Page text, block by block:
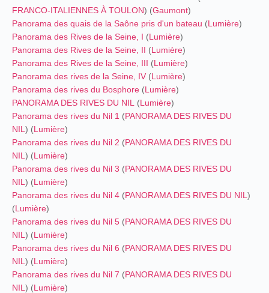
FRANCO-ITALIENNES À TOULON) (Gaumont)
Panorama des quais de la Saône pris d'un bateau (Lumière)
Panorama des Rives de la Seine, I (Lumière)
Panorama des Rives de la Seine, II (Lumière)
Panorama des Rives de la Seine, III (Lumière)
Panorama des rives de la Seine, IV (Lumière)
Panorama des rives du Bosphore (Lumière)
PANORAMA DES RIVES DU NIL
(Lumière)
Panorama des rives du Nil 1 (PANORAMA DES RIVES DU
NIL ) (Lumière)
Panorama des rives du Nil 2 (PANORAMA DES RIVES DU
NIL ) (Lumière)
Panorama des rives du Nil 3 (PANORAMA DES RIVES DU
NIL ) (Lumière)
Panorama des rives du Nil 4 (PANORAMA DES RIVES DU NIL )
(Lumière)
Panorama des rives du Nil 5 (PANORAMA DES RIVES DU
NIL ) (Lumière)
Panorama des rives du Nil 6 (PANORAMA DES RIVES DU
NIL ) (Lumière)
Panorama des rives du Nil 7 (PANORAMA DES RIVES DU
NIL ) (Lumière)